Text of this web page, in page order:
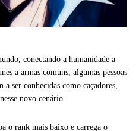
conectando a humanidade a
a armas comuns, algumas pessoas
a ser conhecidas como caçadores,
novo cenário.
o rank mais baixo e carrega o